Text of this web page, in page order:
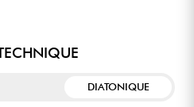
DIATONIQUE